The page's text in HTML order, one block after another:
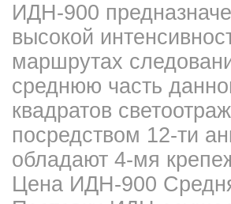
ИДН-900
высокой
маршрутах
среднюю часть
квадратов
посредством 12-ти
обладают 4-мя
Цена ИДН-900